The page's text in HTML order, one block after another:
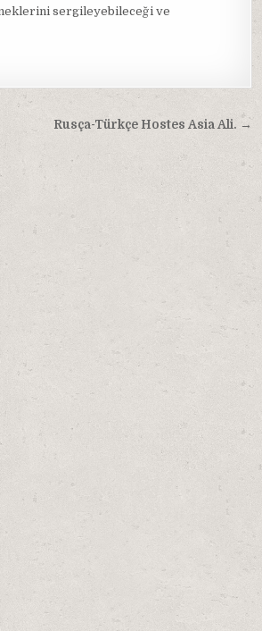
sergileyebileceği ve
Rusça-Türkçe Hostes Asia Ali. →